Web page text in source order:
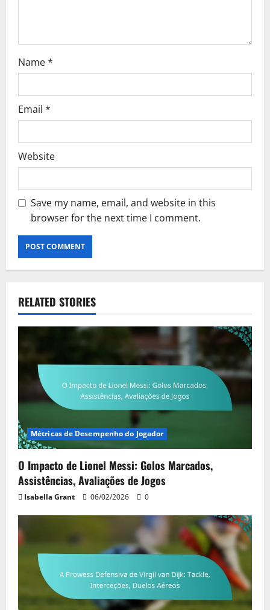
Name*
Email *
Website
Save my name, email, and website in this
browser for the next time I comment.
RELATED STORIES
Métricas de Desempenho do Jogador
O Impacto de Lionel Messi: Golos Marcados,
Assistências, Avaliações de Jogos
Isabella Grant 06/02/2026 0